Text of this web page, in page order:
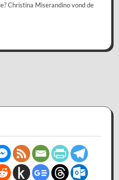
Christina Miserandino vond de